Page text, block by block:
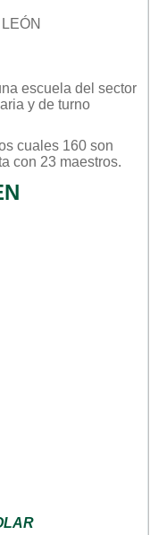
escuela del sector
y de turno
cuales 160 son
con 23 maestros.